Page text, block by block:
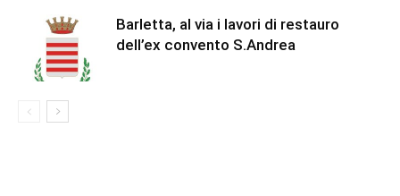
Barletta, al via i lavori di restauro
dell’ex convento S.Andrea